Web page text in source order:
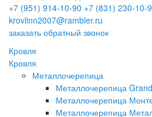
+7 (951) 914-10-90 +7 (831) 230-10-
krovlinn2007@rambler.ru
заказать обратный звонок
Кровля
Кровля
Металлочерепица
Металлочерепица
Металлочерепица
Металлочерепица